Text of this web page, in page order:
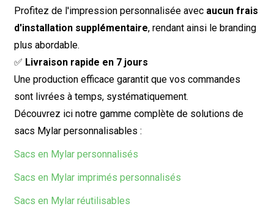
Profitez de l'impression personnalisée avec aucun frais
d'installation supplémentaire, rendant ainsi le branding
plus abordable.
✅ Livraison rapide en 7 jours
Une production efficace garantit que vos commandes
sont livrées à temps, systématiquement.
Découvrez ici notre gamme complète de solutions de
sacs Mylar personnalisables :
Sacs en Mylar personnalisés
Sacs en Mylar imprimés personnalisés
Sacs en Mylar réutilisables